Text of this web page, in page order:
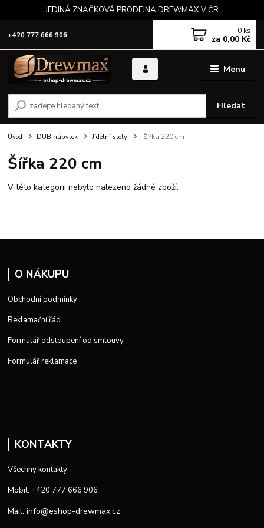
JEDINÁ ZNAČKOVÁ PRODEJNA DREWMAX V ČR
Menu
Hledat
+420 777 666 906 0 ks
za 0,00 Kč
Úvod DUB nábytek Jídelní stoly Šířka 220 cm
Šířka 220 cm
V této kategorii nebylo nalezeno žádné zboží.
O NÁKUPU
Obchodní podmínky
Reklamační řád
Formulář odstoupení od smlouvy
Formulář reklamace
KONTAKTY
Všechny kontakty
Mobil: +420 777 666 906
Mail: info@eshop-drewmax.cz